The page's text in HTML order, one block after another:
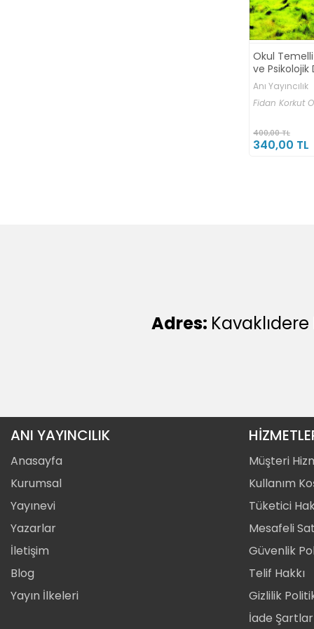
Okul
ve Psikolojik
Anı Yayıncılık
Fidan Korkut
400,00 TL
340,00 TL
Adres:
ANI YAYINCILIK
Anasayfa
Kurumsal
Yayınevi
Yazarlar
İletişim
Blog
Yayın İlkeleri
Müşteri
Kullanım
Tüketici
Mesafeli
Güvenlik
Telif Hakkı
Gizlilik
İade